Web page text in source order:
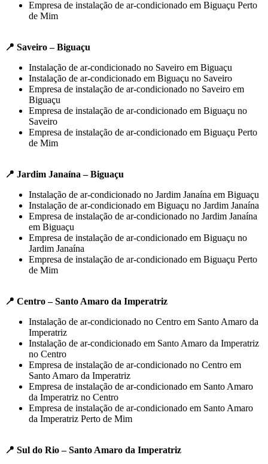
Empresa de instalação de ar-condicionado em Biguaçu Perto
de Mim
📍 Saveiro – Biguaçu
Instalação de ar-condicionado no Saveiro em Biguaçu
Instalação de ar-condicionado em Biguaçu no Saveiro
Empresa de instalação de ar-condicionado no Saveiro em
Biguaçu
Empresa de instalação de ar-condicionado em Biguaçu no
Saveiro
Empresa de instalação de ar-condicionado em Biguaçu Perto
de Mim
📍 Jardim Janaína – Biguaçu
Instalação de ar-condicionado no Jardim Janaína em Biguaçu
Instalação de ar-condicionado em Biguaçu no Jardim Janaína
Empresa de instalação de ar-condicionado no Jardim Janaína
em Biguaçu
Empresa de instalação de ar-condicionado em Biguaçu no
Jardim Janaína
Empresa de instalação de ar-condicionado em Biguaçu Perto
de Mim
📍 Centro – Santo Amaro da Imperatriz
Instalação de ar-condicionado no Centro em Santo Amaro da
Imperatriz
Instalação de ar-condicionado em Santo Amaro da Imperatriz
no Centro
Empresa de instalação de ar-condicionado no Centro em
Santo Amaro da Imperatriz
Empresa de instalação de ar-condicionado em Santo Amaro
da Imperatriz no Centro
Empresa de instalação de ar-condicionado em Santo Amaro
da Imperatriz Perto de Mim
📍 Sul do Rio – Santo Amaro da Imperatriz